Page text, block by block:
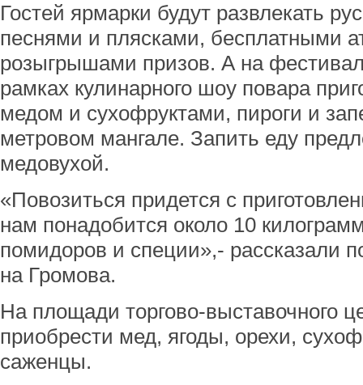
Гостей ярмарки будут развлекать
песнями и плясками, бесплатными
розыгрышами призов. А на
рамках кулинарного шоу повара
медом и сухофруктами, пироги и
метровом мангале. Запить еду
медовухой.
«Повозиться придется с
нам понадобится около 10
помидоров и специи»,- рассказали
на Громова.
На площади торгово-выставочного
приобрести мед, ягоды, орехи,
саженцы.